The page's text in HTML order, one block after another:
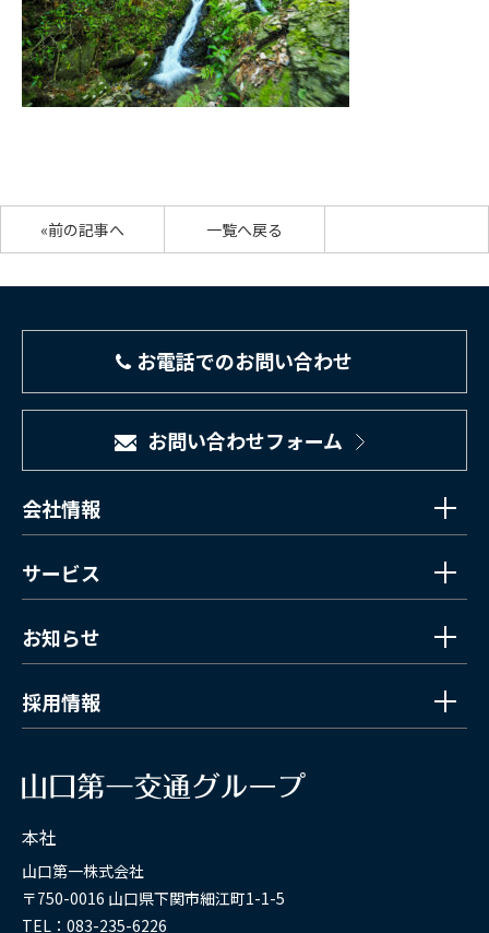
«前の記事へ 一覧へ戻る
お電話でのお問い合わせ
お問い合わせフォーム
会社情報
サービス
お知らせ
採用情報
本社
山口第一株式会社
〒750-0016 山口県下関市細江町1-1-5
TEL：083-235-6226